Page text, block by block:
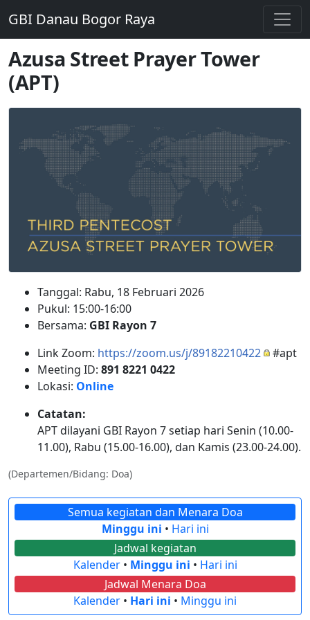
GBI Danau Bogor Raya
Azusa Street Prayer Tower
(APT)
Tanggal: Rabu, 18 Februari 2026
Pukul: 15:00-16:00
Bersama: GBI Rayon 7
Link Zoom: https://zoom.us/j/89182210422 #apt
Meeting ID: 891 8221 0422
Lokasi: Online
Catatan:
APT dilayani GBI Rayon 7 setiap hari Senin (10.00-
11.00), Rabu (15.00-16.00), dan Kamis (23.00-24.00).
(Departemen/Bidang: Doa)
Semua kegiatan dan Menara Doa
Minggu ini • Hari ini
Jadwal kegiatan
Kalender• Minggu ini • Hari ini
Jadwal Menara Doa
Kalender • Hari ini • Minggu ini